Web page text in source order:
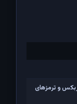
و ترمزهای